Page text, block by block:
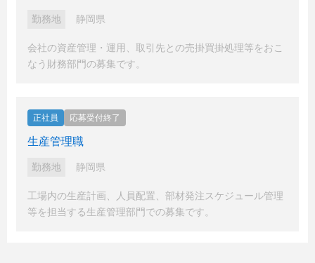
勤務地 静岡県
会社の資産管理・運用、取引先との売掛買掛処理等をおこ
なう財務部門の募集です。
正社員 応募受付終了
生産管理職
勤務地 静岡県
工場内の生産計画、人員配置、部材発注スケジュール管理
等を担当する生産管理部門での募集です。